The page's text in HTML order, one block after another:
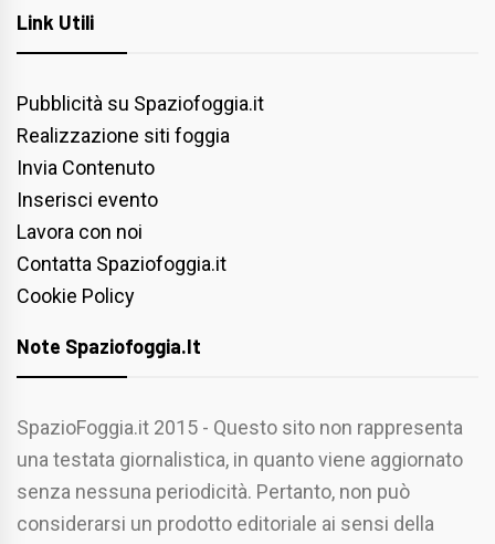
Link Utili
Pubblicità su Spaziofoggia.it
Realizzazione siti foggia
Invia Contenuto
Inserisci evento
Lavora con noi
Contatta Spaziofoggia.it
Cookie Policy
Note Spaziofoggia.it
SpazioFoggia.it 2015 - Questo sito non rappresenta
una testata giornalistica, in quanto viene aggiornato
senza nessuna periodicità. Pertanto, non può
considerarsi un prodotto editoriale ai sensi della